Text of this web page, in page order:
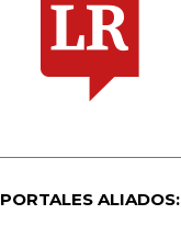
PORTALES ALIADOS: